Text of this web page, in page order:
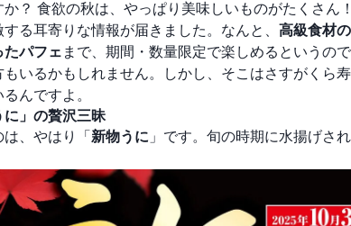
？ 食欲の秋は、やっぱり美味しいものがたくさん
る耳寄りな情報が届きました。なんと、 高級食材
たパフェ まで、期間・数量限定で楽しめるというので
もいるかもしれません。しかし、そこはさすがくら
んですよ。
に」の贅沢三昧
、やはり「 新物うに 」です。旬の時期に水揚げさ